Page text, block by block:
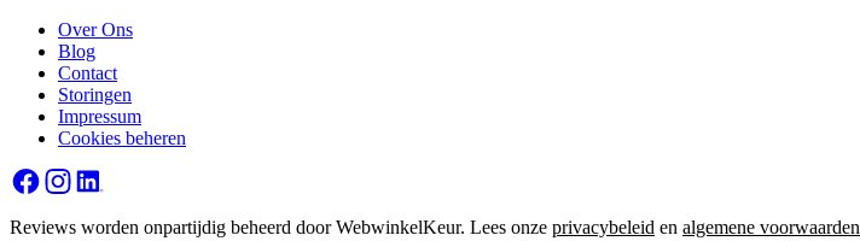
Over Ons
Blog
Contact
Storingen
Impressum
Cookies beheren
Reviews worden onpartijdig beheerd door WebwinkelKeur. Lees onze privacybeleid en algemene voorwaarden